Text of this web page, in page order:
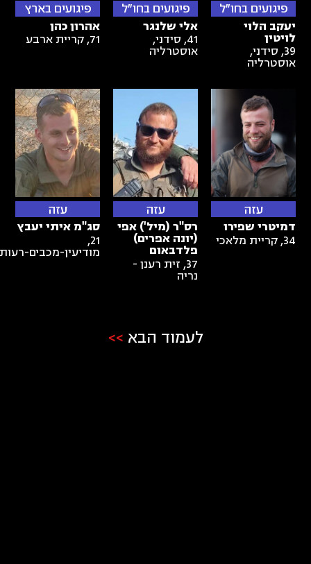
פיגועים בחו"ל
יעקב הלוי
לויטין
39
, סידני,
אוסטרליה
פיגועים בחו"ל
אלי שלנגר
41
, סידני,
אוסטרליה
פיגועים בארץ
אהרון כהן
71
,קריית ארבע
עזה
דמיטרי שפירו
34
,קריית מלאכי
עזה
רס"ר (מיל') אפי
(יונה אפרים)
פלדבאום
37
, זית רענן -
נריה
עזה
סג"מ איתי יעבץ
21
,
מודיעין-מכבים-רעות
לעמוד הבא >>